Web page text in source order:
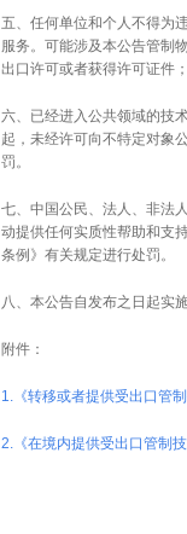
五、任何单位和个人不得为
服务。可能涉及本公告管制
出口许可或者获得许可证件
六、已经进入公共领域的技
起，未经许可向不特定对象
罚。
七、中国公民、法人、非法
动提供任何实质性帮助和支
条例》有关规定进行处罚。
八、本公告自发布之日起实
附件：
1.《转移或者提供受出口管
2.《在境内提供受出口管制